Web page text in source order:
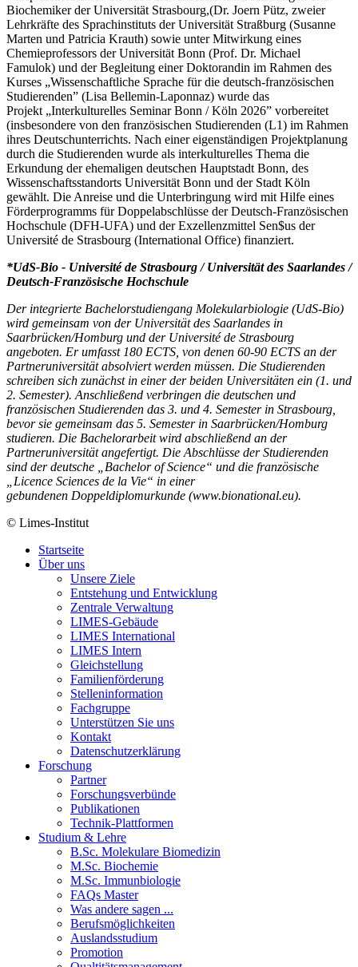
Biochemiker der Universität Strasbourg,(Dr. Joern Pütz, zweier
Lehrkräfte des Sprachinstituts der Universität Straßburg (Susanne
Marten und Patricia Krauth) sowie unter Mitwirkung eines
Chemieprofessors der Universität Bonn (Prof. Dr. Michael
Famulok) und der Begleitung einer Doktorandin im Rahmen des
Kurses „Wissenschaftliche Sprache für die deutsch-französischen
Studierenden” (Lisa Bellemin-Laponnaz) wurde das
Projekt „Interkulturelles Seminar Bonn / Köln 2026” vorbereitet
(insbesondere von den französischen Studierenden (L1) im Rahmen
ihres Deutschunterrichts. Nach einer eigenständigen Projektplanung
durch die Studierenden wurde als interkulturelles Thema die
Erkundung der ehemaligen deutschen Hauptstadt Bonn, des
Wissenschaftsstandorts Universität Bonn und der Stadt Köln
gewählt. Die Anreise und die Unterbringung wird mit Hilfe eines
Förderprogramms für Doppelabschlüsse der Deutsch-Französischen
Hochschule (DFH-UFA) und der Exzellenzmittel Sen$us der
Université de Strasbourg (International Office) finanziert.
*UdS-Bio - Université de Strasbourg / Universität des Saarlandes /
Deutsch-Französische Hochschule
Der integrierte Bachelorstudiengang Molekularbiologie (UdS-Bio)
wird gemeinsam von der Universität des Saarlandes in
Saarbrücken/Homburg und der Université de Strasbourg
angeboten. Er umfasst 180 ECTS, von denen 60-90 ECTS an der
Partneruniversität absolviert werden müssen. Die Studierenden
schreiben sich zunächst in einer der beiden Universitäten ein (1. und
2. Semester). Anschließend verbringen die deutschen und
französischen Studierenden das 3. und 4. Semester in Strasbourg,
bevor sie gemeinsam das 5. Semester in Saarbrücken/Homburg
studieren. Die Bachelorarbeit wird abschließend an der
Partneruniversität angefertigt. Die Abschlüsse der Studierenden
sind der deutsche „Bachelor of Science“ und die französische
„Licence Sciences de la Vie“ in einer
gebundenen Doppeldiplomurkunde (www.bionational.eu).
© Limes-Institut
Startseite
Über uns
Unsere Ziele
Entstehung und Entwicklung
Zentrale Verwaltung
LIMES-Gebäude
LIMES International
LIMES Intern
Gleichstellung
Familienförderung
Stelleninformation
Fachgruppe
Unterstützen Sie uns
Kontakt
Datenschutzerklärung
Forschung
Partner
Forschungsverbünde
Publikationen
Technik-Plattformen
Studium & Lehre
B.Sc. Molekulare Biomedizin
M.Sc. Biochemie
M.Sc. Immunbiologie
FAQs Master
Was andere sagen ...
Berufsmöglichkeiten
Auslandsstudium
Promotion